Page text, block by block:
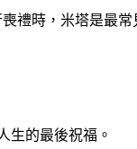
禮時，米塔是最
生的最後祝福。